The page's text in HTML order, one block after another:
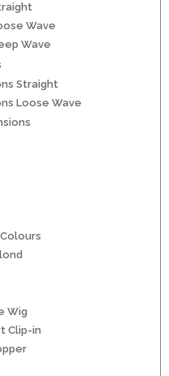
Wave
Wave
Straight
Loose Wave
Wig
Clip-in